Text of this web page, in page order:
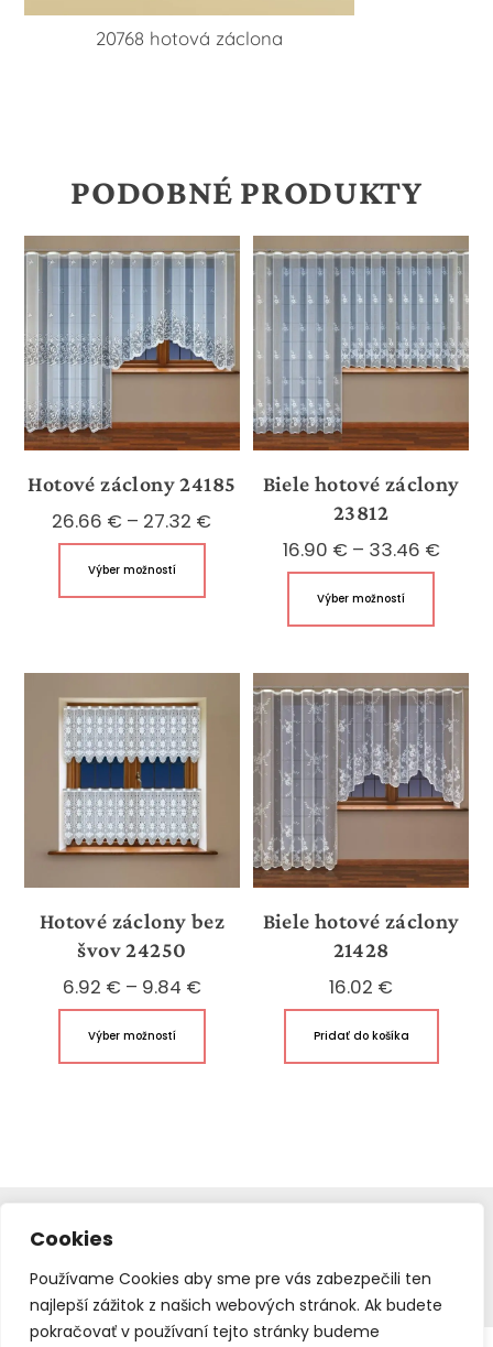
Cookies
Používame Cookies aby sme pre vás zabezpečili ten
najlepší zážitok z našich webových stránok. Ak budete
pokračovať v používaní tejto stránky budeme
20768 hotová záclona
PODOBNÉ PRODUKTY
Hotové záclony 24185
26.66 € – 27.32 €
Výber možností
variantov.
Možnosti
si
môžete
stránke
produktu.
Biele hotové záclony
23812
16.90 € – 33.46 €Price
Výber možností
si
vybrať
Hotové záclony bez
švov 24250
6.92 € – 9.84 €Price
range:
through
Výber možností
si
na
stránke
produktu.
Biele hotové záclony
21428
16.02 €
Pridať do košíka
Copyright All Rights Reserved.
Mapa webstránky